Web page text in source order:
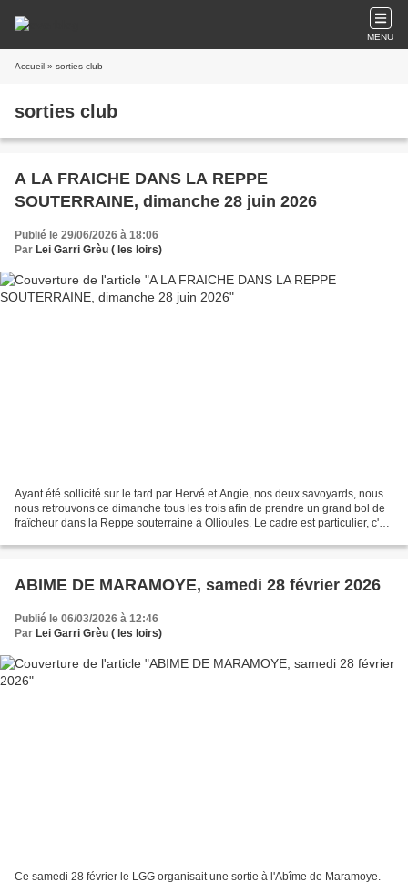
MENU
Accueil » sorties club
sorties club
A LA FRAICHE DANS LA REPPE
SOUTERRAINE, dimanche 28 juin 2026
Publié le 29/06/2026 à 18:06
Par Lei Garri Grèu ( les loirs)
Ayant été sollicité sur le tard par Hervé et Angie, nos deux savoyards, nous
nous retrouvons ce dimanche tous les trois afin de prendre un grand bol de
fraîcheur dans la Reppe souterraine à Ollioules. Le cadre est particulier, c'est
ABIME DE MARAMOYE, samedi 28 février 2026
Publié le 06/03/2026 à 12:46
Par Lei Garri Grèu ( les loirs)
Ce samedi 28 février le LGG organisait une sortie à l'Abîme de Maramoye.